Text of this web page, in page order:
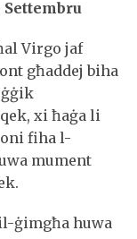
Settembru
Virgo jaf
għaddej biha
xi ħaġa li
fiha l-
mument
ġimgħa huwa